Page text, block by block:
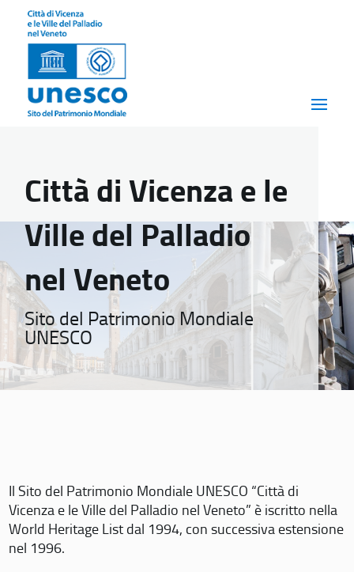
Città di Vicenza e le
Ville del Palladio
nel Veneto
Sito del Patrimonio Mondiale
UNESCO
Il Sito del Patrimonio Mondiale UNESCO “Città di
Vicenza e le Ville del Palladio nel Veneto” è iscritto nella
World Heritage List dal 1994, con successiva estensione
nel 1996.